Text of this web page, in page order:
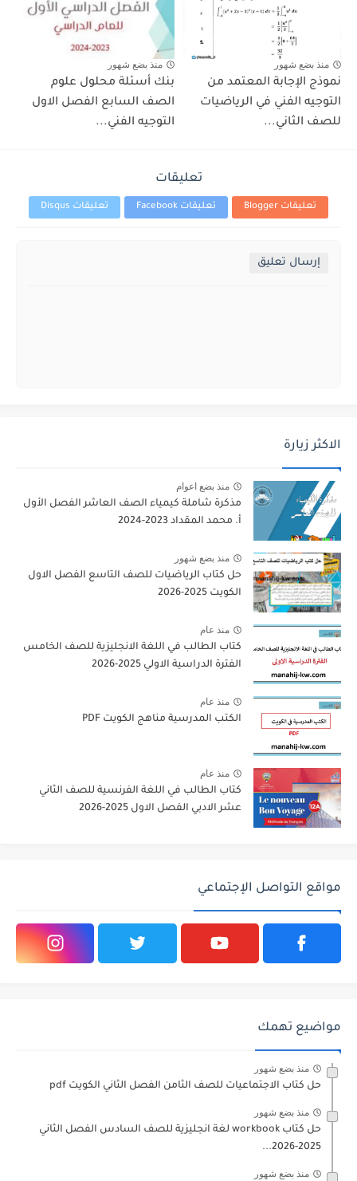
منذ بضع شهور
نموذج الإجابة المعتمد من
التوجيه الفني في الرياضيات
للصف الثاني...
منذ بضع شهور
بنك أسئلة محلول علوم
الصف السابع الفصل الاول
التوجيه الفني...
تعليقات
تعليقات Blogger تعليقات Facebook تعليقات Disqus
إرسال تعليق
الاكثر زيارة
منذ بضع اعوام
مذكرة شاملة كيمياء الصف العاشر الفصل الأول
أ. محمد المقداد 2023-2024
منذ بضع شهور
حل كتاب الرياضيات للصف التاسع الفصل الاول
الكويت 2025-2026
منذ عام
كتاب الطالب في اللغة الانجليزية للصف الخامس
الفترة الدراسية الاولي 2025-2026
منذ عام
الكتب المدرسية مناهج الكويت PDF
منذ عام
كتاب الطالب في اللغة الفرنسية للصف الثاني
عشر الادبي الفصل الاول 2025-2026
مواقع التواصل الإجتماعي
مواضيع تهمك
منذ بضع شهور
حل كتاب الاجتماعيات للصف الثامن الفصل الثاني الكويت pdf
منذ بضع شهور
حل كتاب workbook لغة انجليزية للصف السادس الفصل الثاني
2025-2026...
منذ بضع شهور